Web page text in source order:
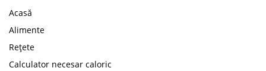
Acasă
Alimente
Rețete
Calculator necesar caloric